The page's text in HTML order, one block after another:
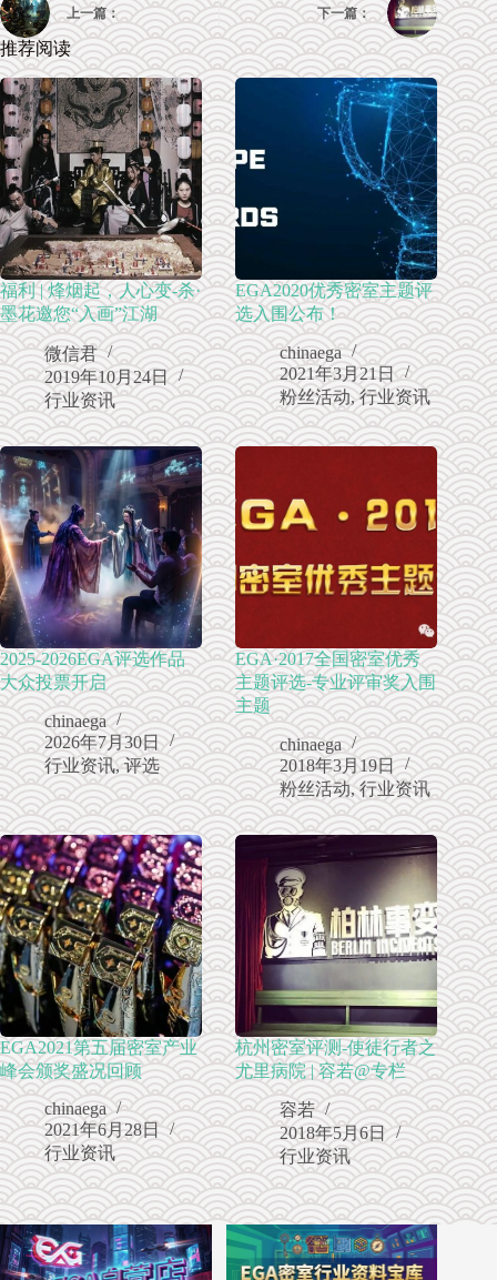
上一篇： 下一篇：
推荐阅读
福利 | 烽烟起，人心变-杀·
墨花邀您“入画”江湖
微信君
2019年10月24日
行业资讯
EGA2020优秀密室主题评
选入围公布！
chinaega
2021年3月21日
粉丝活动,行业资讯
2025-2026EGA评选作品
大众投票开启
chinaega
2026年7月30日
行业资讯,评选
EGA·2017全国密室优秀
主题评选-专业评审奖入围
主题
chinaega
2018年3月19日
粉丝活动,行业资讯
EGA2021第五届密室产业
峰会颁奖盛况回顾
chinaega
2021年6月28日
行业资讯
杭州密室评测-使徒行者之
尤里病院 | 容若@专栏
容若
2018年5月6日
行业资讯